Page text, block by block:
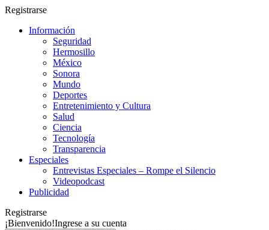
Registrarse
Información
Seguridad
Hermosillo
México
Sonora
Mundo
Deportes
Entretenimiento y Cultura
Salud
Ciencia
Tecnología
Transparencia
Especiales
Entrevistas Especiales – Rompe el Silencio
Videopodcast
Publicidad
Registrarse
¡Bienvenido!Ingrese a su cuenta